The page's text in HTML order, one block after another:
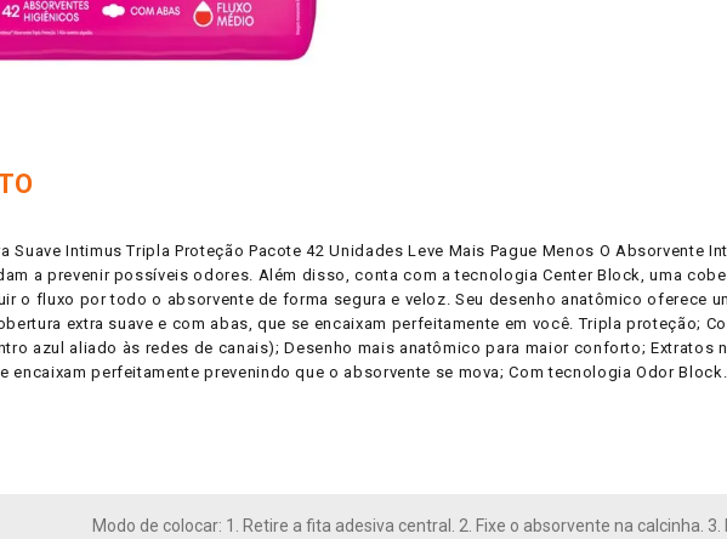
Suave Intimus Tripla Proteção Pacote 42 Unidades Leve Mais Pague Menos O Absorvente
a prevenir possíveis odores. Além disso, conta com a tecnologia Center Block, uma
o fluxo por todo o absorvente de forma segura e veloz. Seu desenho anatômico oferece
extra suave e com abas, que se encaixam perfeitamente em você. Tripla proteção;
azul aliado às redes de canais); Desenho mais anatômico para maior conforto; Extratos
encaixam perfeitamente prevenindo que o absorvente se mova; Com tecnologia Odor Block.
Modo de colocar: 1. Retire a fita adesiva central. 2. Fixe o absorvente na calcinha.